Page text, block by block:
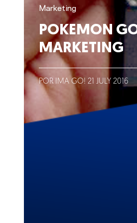
Lo que hacemos
Blog
Talento
Conversemos
Marketing
POKEMON
MARKETING
POR IMA GO! 21 JULY 2016